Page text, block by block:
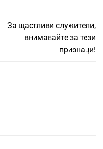
За щастливи служители,
внимавайте за тези
признаци!